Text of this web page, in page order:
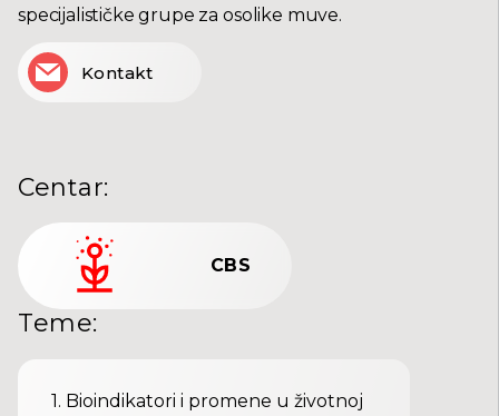
specijalističke grupe za osolike muve.
Kontakt
Centar:
CBS
Teme:
1. Bioindikatori i promene u životnoj